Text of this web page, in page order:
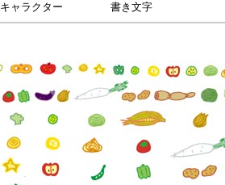
キャラクター 書き文字